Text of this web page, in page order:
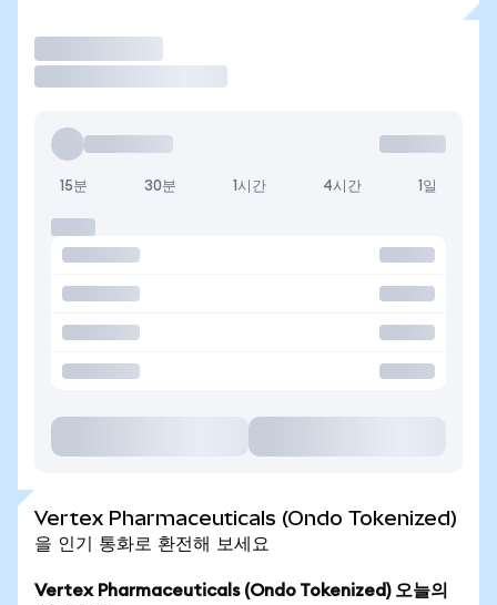
15분 30분 1시간 4시간 1일
Vertex Pharmaceuticals (Ondo Tokenized)
을 인기 통화로 환전해 보세요
Vertex Pharmaceuticals (Ondo Tokenized) 오늘의